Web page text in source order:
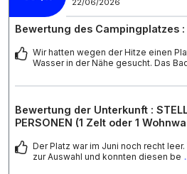
22/06/2026
Bewertung des Campingplatzes :
Wir hatten wegen der Hitze einen
Wasser in der Nähe gesucht. Das
Bewertung der Unterkunft :
PERSONEN (1 Zelt oder 1
Der Platz war im Juni noch recht
zur Auswahl und konnten diesen be